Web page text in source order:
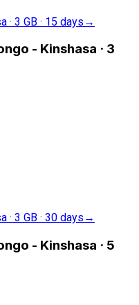
· 3 GB · 15 days →
- Kinshasa · 3
· 3 GB · 30 days →
- Kinshasa · 5